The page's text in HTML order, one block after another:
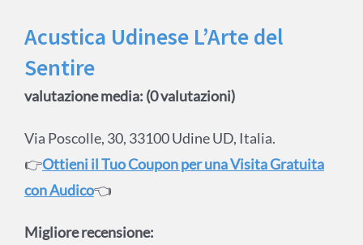
Acustica Udinese L’Arte del
Sentire
valutazione media: (0 valutazioni)
Via Poscolle, 30, 33100 Udine UD, Italia.
👉Ottieni il Tuo Coupon per una Visita Gratuita
con Audico👈
Migliore recensione: